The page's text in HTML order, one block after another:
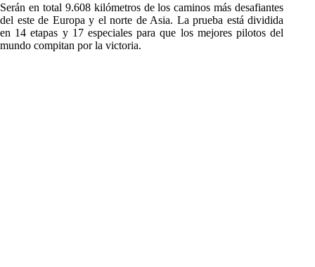
Serán en total 9.608 kilómetros de los caminos más desafiantes
del este de Europa y el norte de Asia. La prueba está dividida
en 14 etapas y 17 especiales para que los mejores pilotos del
mundo compitan por la victoria.